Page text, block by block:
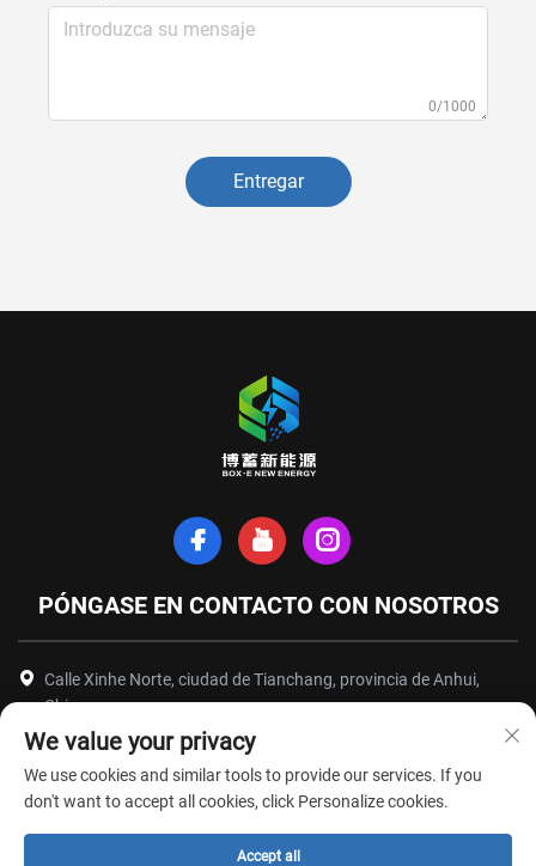
0/1000
Entregar
PÓNGASE EN CONTACTO CON NOSOTROS
Calle Xinhe Norte, ciudad de Tianchang, provincia de Anhui,
China
+86-18949493005
[email protected]
We value your privacy
We use cookies and similar tools to provide our services. If you
don't want to accept all cookies, click Personalize cookies.
Accept all